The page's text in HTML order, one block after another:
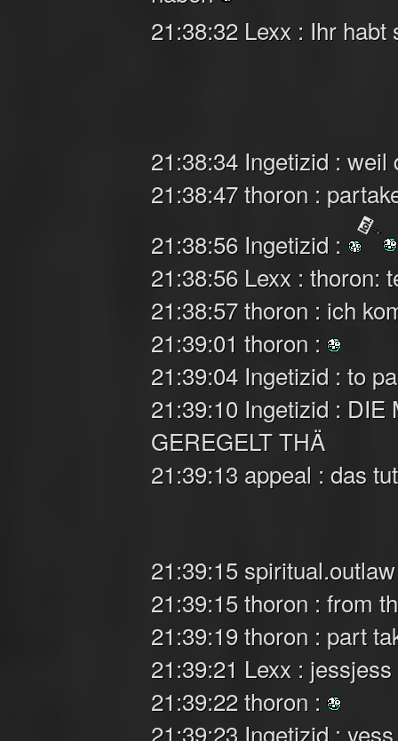
21:38:32 Lexx : Ihr
21:38:34 Ingetizid :
21:38:47 thoron :
21:38:56 Ingetizid :
21:38:56 Lexx : thoron:
21:38:57 thoron : ich
21:39:01 thoron :
21:39:04 Ingetizid : to
21:39:10 Ingetizid :
GEREGELT THÄ
21:39:13 appeal : das
21:39:15
21:39:15 thoron : from
21:39:19 thoron : part
21:39:21 Lexx : jessjess
21:39:22 thoron :
21:39:23 Ingetizid :